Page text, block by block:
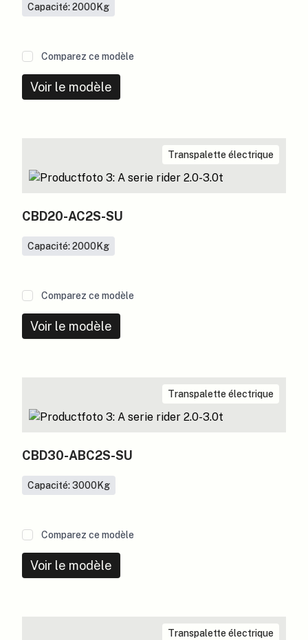
Capacité: 2000Kg
Comparez ce modèle
Voir le modèle
Transpalette électrique
CBD20-AC2S-SU
Capacité: 2000Kg
Comparez ce modèle
Voir le modèle
Transpalette électrique
CBD30-ABC2S-SU
Capacité: 3000Kg
Comparez ce modèle
Voir le modèle
Transpalette électrique